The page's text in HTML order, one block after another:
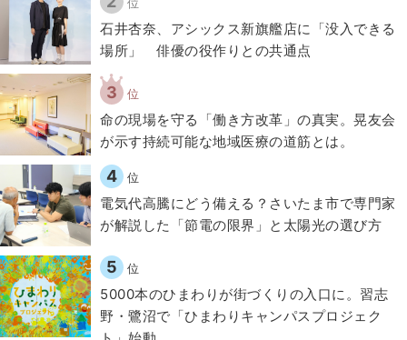
石井杏奈、アシックス新旗艦店に「没入できる
場所」 俳優の役作りとの共通点
3 位
​命の現場を守る「働き方改革」の真実。晃友会
が示す持続可能な地域医療の道筋とは。
4 位
電気代高騰にどう備える？さいたま市で専門家
が解説した「節電の限界」と太陽光の選び方
5 位
5000本のひまわりが街づくりの入口に。習志
野・鷺沼で「ひまわりキャンパスプロジェク